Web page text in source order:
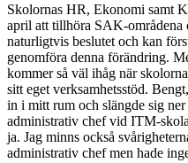
Skolornas HR, Ekonomi samt
april att tillhöra SAK-områdena
naturligtvis beslutet och kan
genomföra denna förändring.
kommer så väl ihåg när
sitt eget verksamhetsstöd.
in i mitt rum och slängde sig
administrativ chef vid ITM-
ja. Jag minns också
administrativ chef men hade